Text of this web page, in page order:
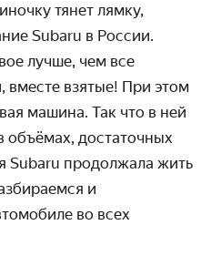
тянет лямку,
Subaru в России.
лучше, чем все
вместе взятые! При этом
машина. Так что в ней
объёмах, достаточных
Subaru продолжала жить
и
во всех